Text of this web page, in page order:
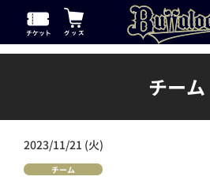
チーム
2023/11/21 (火)
チーム